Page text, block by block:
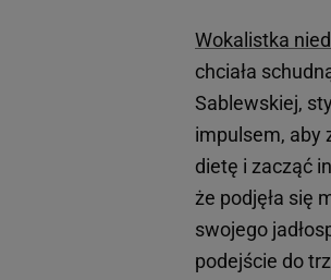
Wokalistka
chciała
Sablewskiej,
impulsem, aby
dietę i zacząć
że podjęła się
swojego
podejście do